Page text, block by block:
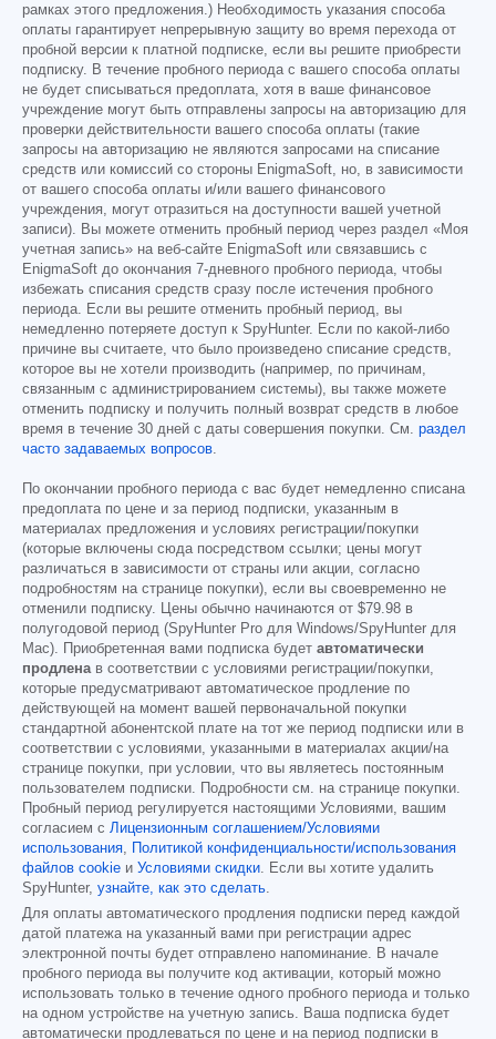
рамках этого предложения.) Необходимость указания способа
оплаты гарантирует непрерывную защиту во время перехода от
пробной версии к платной подписке, если вы решите приобрести
подписку. В течение пробного периода с вашего способа оплаты
не будет списываться предоплата, хотя в ваше финансовое
учреждение могут быть отправлены запросы на авторизацию для
проверки действительности вашего способа оплаты (такие
запросы на авторизацию не являются запросами на списание
средств или комиссий со стороны EnigmaSoft, но, в зависимости
от вашего способа оплаты и/или вашего финансового
учреждения, могут отразиться на доступности вашей учетной
записи). Вы можете отменить пробный период через раздел «Моя
учетная запись» на веб-сайте EnigmaSoft или связавшись с
EnigmaSoft до окончания 7-дневного пробного периода, чтобы
избежать списания средств сразу после истечения пробного
периода. Если вы решите отменить пробный период, вы
немедленно потеряете доступ к SpyHunter. Если по какой-либо
причине вы считаете, что было произведено списание средств,
которое вы не хотели производить (например, по причинам,
связанным с администрированием системы), вы также можете
отменить подписку и получить полный возврат средств в любое
время в течение 30 дней с даты совершения покупки. См. раздел
часто задаваемых вопросов
По окончании пробного периода с вас будет немедленно списана
предоплата по цене и за период подписки, указанным в
материалах предложения и условиях регистрации/покупки
(которые включены сюда посредством ссылки; цены могут
различаться в зависимости от страны или акции, согласно
подробностям на странице покупки), если вы своевременно не
отменили подписку. Цены обычно начинаются от $79.98 в
полугодовой период (SpyHunter Pro для Windows/SpyHunter для
Mac). Приобретенная вами подписка будет автоматически
продлена в соответствии с условиями регистрации/покупки,
которые предусматривают автоматическое продление по
действующей на момент вашей первоначальной покупки
стандартной абонентской плате на тот же период подписки или в
соответствии с условиями, указанными в материалах акции/на
странице покупки, при условии, что вы являетесь постоянным
пользователем подписки. Подробности см. на странице покупки.
Пробный период регулируется настоящими Условиями, вашим
согласием с Лицензионным соглашением/Условиями
использования
Политикой конфиденциальности/использования
файлов cookie и Условиями скидки . Если вы хотите удалить
SpyHunter, узнайте, как это сделать
Для оплаты автоматического продления подписки перед каждой
датой платежа на указанный вами при регистрации адрес
электронной почты будет отправлено напоминание. В начале
пробного периода вы получите код активации, который можно
использовать только в течение одного пробного периода и только
на одном устройстве на учетную запись. Ваша подписка будет
автоматически продлеваться по цене и на период подписки в